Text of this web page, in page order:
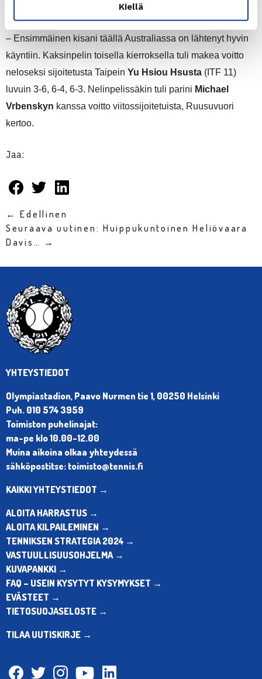
Kiellä
parhaan joukkoon niin kaksin- kuin nelinpelissäkin.
– Ensimmäinen kisani täällä Australiassa on lähtenyt hyvin
käyntiin. Kaksinpelin toisella kierroksella tuli makea voitto
neloseksi sijoitetusta Taipein Yu Hsiou Hsusta (ITF 11)
luvuin 3-6, 6-4, 6-3. Nelinpelissäkin tuli parini Michael
Vrbenskyn kanssa voitto viitossijoitetuista, Ruusuvuori
kertoo.
Jaa:
← Edellinen
Seuraava uutinen: Huippukuntoinen Heliövaara
Davis… →
YHTEYSTIEDOT
Olympiastadion, Paavo Nurmen tie 1, 00250 Helsinki
Puh. 010 574 3959
Toimiston puhelinajat:
ma-pe klo 10.00-12.00
Muina aikoina olkaa yhteydessä
sähköpostitse: toimisto@tennis.fi
KAIKKI YHTEYSTIEDOT →
ALOITA HARRASTUS →
ALOITA KILPAILEMINEN →
TENNIKSEN STRATEGIA 2024 →
VASTUULLISUUSOHJELMA →
KUVAPANKKI →
FAQ – USEIN KYSYTYT KYSYMYKSET →
EVÄSTEET →
TIETOSUOJASELOSTE →
TILAA UUTISKIRJE →